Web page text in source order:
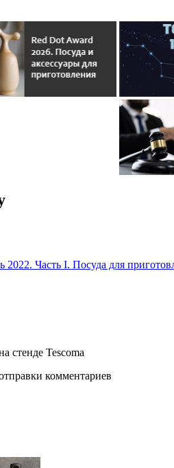
2022. Часть I. Посуда для
стенде Tescoma
комментариев